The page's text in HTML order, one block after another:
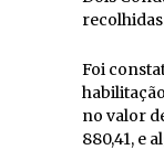
Foi
no valor
880,41, e